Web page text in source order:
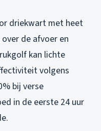
driekwart met heet
de afvoer en
kan lichte
volgens
bij verse
in de eerste 24 uur